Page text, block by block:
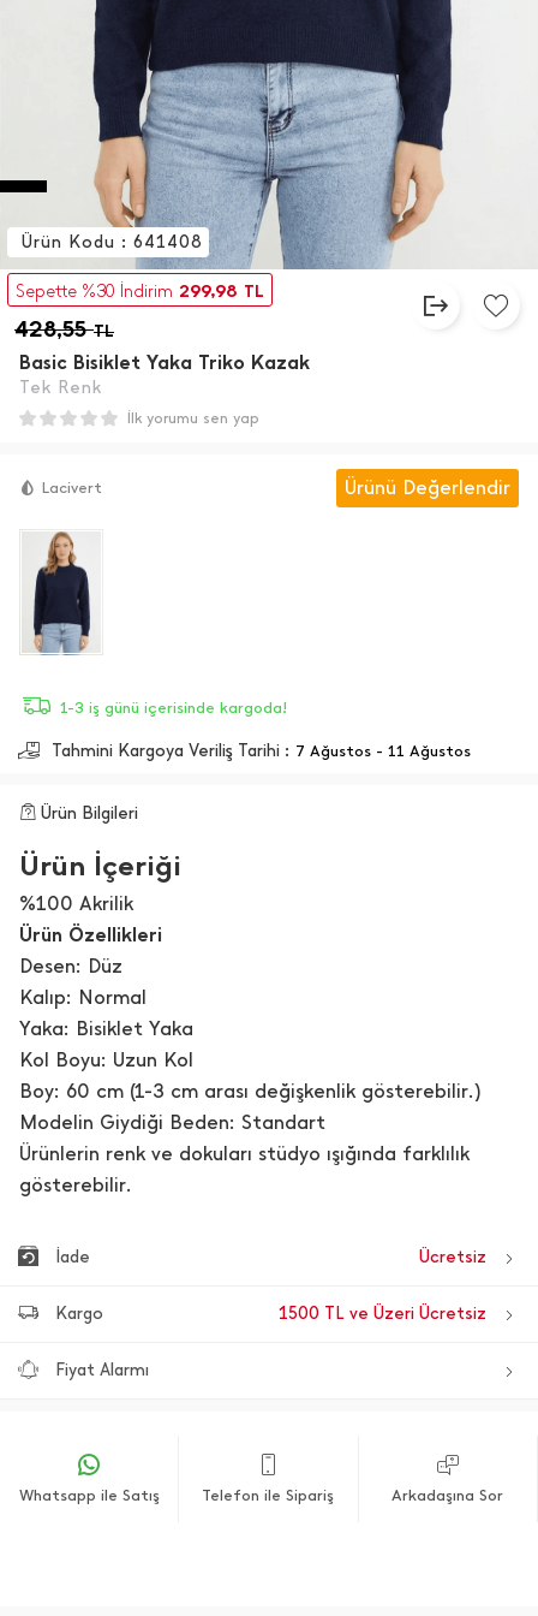
Sepette %30 İndirim 299,98 TL
428,55TL
Basic Bisiklet Yaka Triko Kazak
Tek Renk
Ürün Kodu : 641408
İlk yorumu sen yap
Lacivert Ürünü Değerlendir
1-3 iş günü içerisinde kargoda!
Tahmini Kargoya Veriliş Tarihi : 7 Ağustos - 11 Ağustos
Ürün Bilgileri
Ürün İçeriği
%100 Akrilik
Ürün Özellikleri
Desen: Düz
Kalıp: Normal
Yaka: Bisiklet Yaka
Kol Boyu: Uzun Kol
Boy: 60 cm (1-3 cm arası değişkenlik gösterebilir.)
Modelin Giydiği Beden: Standart
Ürünlerin renk ve dokuları stüdyo ışığında farklılık
gösterebilir.
İade Ücretsiz
Kargo 1500 TL ve Üzeri Ücretsiz
Fiyat Alarmı
Whatsapp ile Satış Telefon ile Sipariş Arkadaşına Sor